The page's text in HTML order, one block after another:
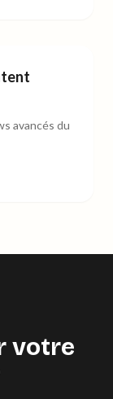
avancés du
votre